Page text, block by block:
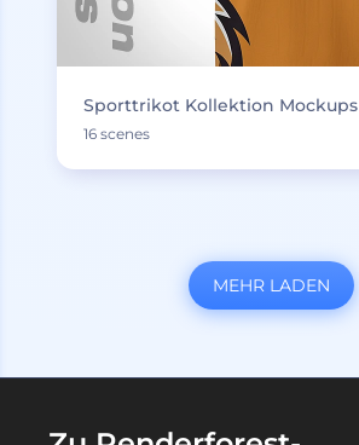
Sporttrikot Kollektion Mockups
16 scenes
MEHR LADEN